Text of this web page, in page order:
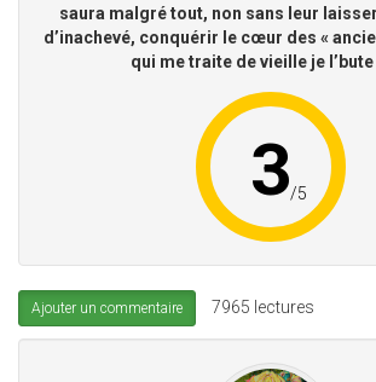
saura malgré tout, non sans leur
d’inachevé, conquérir le cœur des «
qui me traite de vieille je l’bute
3/5
Ajouter un commentaire 7965 lectures